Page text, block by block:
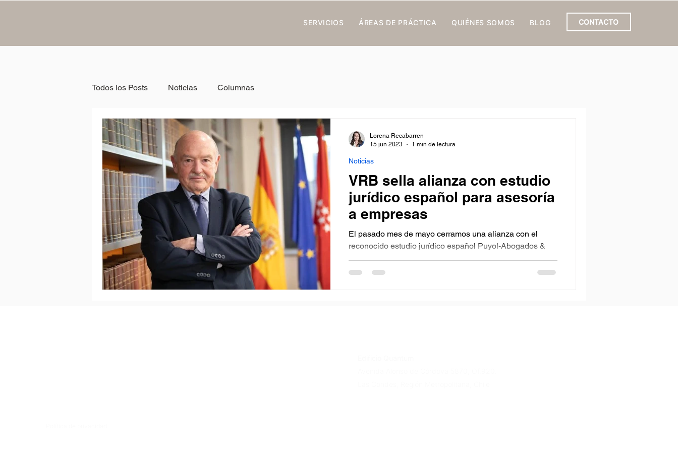
SERVICIOS ÁREAS DE PRÁCTICA QUIÉNES SOMOS BLOG CONTACTO
Todos los Posts Noticias Columnas
VRB sella alianza con estudio
jurídico español para asesoría
a empresas
El pasado mes de mayo cerramos una alianza con el
reconocido estudio jurídico español Puyol-Abogados &
Partners, que también cuenta con...
Noticias
Lorena Recabarren
15 jun 2023
1 min de lectura